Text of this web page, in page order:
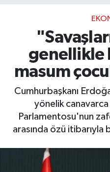
genellikle
masum
Cumhurbaşkanı
yönelik canavarca
Parlamentosu'nun
arasında özü itibarıyla
Şirket Haberleri
BIST 100 Isı Haritası
Coin Isı Haritası
Ekonomik Takvim